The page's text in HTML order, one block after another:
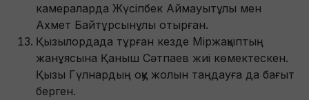
камераларда Жүсіпбек Аймауытұлы мен
Ахмет Байтұрсынұлы отырған.
Қызылордада тұрған кезде Міржақыптың
жанұясына Қаныш Сәтпаев жиі көмектескен.
Қызы Гүлнардың оқу жолын таңдауға да бағыт
берген.